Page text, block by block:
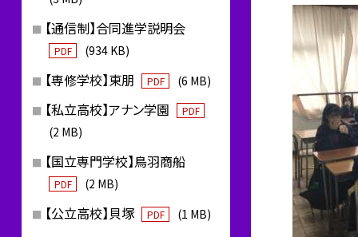
【通信制】合同進学説明会
PDF (934 KB)
【専修学校】東朋 PDF (6 MB)
【私立高校】アナン学園 PDF
(2 MB)
【国立専門学校】鳥羽商船
PDF (2 MB)
【公立高校】貝塚 PDF (1 MB)